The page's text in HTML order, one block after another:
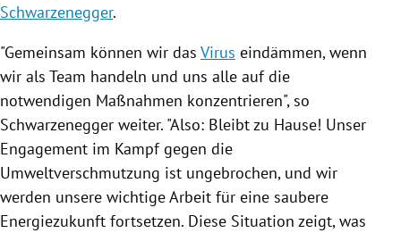
Schwarzenegger.
"Gemeinsam können wir das Virus eindämmen, wenn
wir als Team handeln und uns alle auf die
notwendigen Maßnahmen konzentrieren", so
Schwarzenegger weiter. "Also: Bleibt zu Hause! Unser
Engagement im Kampf gegen die
Umweltverschmutzung ist ungebrochen, und wir
werden unsere wichtige Arbeit für eine saubere
Energiezukunft fortsetzen. Diese Situation zeigt, was